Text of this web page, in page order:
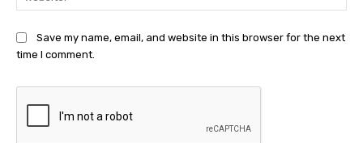
Save my name, email, and website in this browser for the next
time I comment.